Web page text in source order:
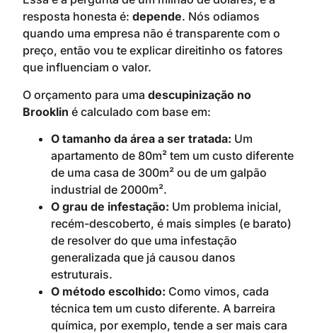
resposta honesta é: depende. Nós odiamos
quando uma empresa não é transparente com o
preço, então vou te explicar direitinho os fatores
que influenciam o valor.
O orçamento para uma descupinização no
Brooklin é calculado com base em:
O tamanho da área a ser tratada: Um
apartamento de 80m² tem um custo diferente
de uma casa de 300m² ou de um galpão
industrial de 2000m².
O grau de infestação: Um problema inicial,
recém-descoberto, é mais simples (e barato)
de resolver do que uma infestação
generalizada que já causou danos
estruturais.
O método escolhido: Como vimos, cada
técnica tem um custo diferente. A barreira
química, por exemplo, tende a ser mais cara